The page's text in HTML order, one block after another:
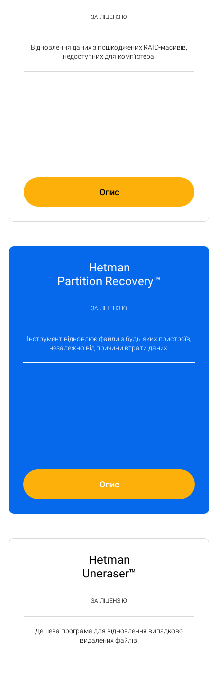
ЗА ЛІЦЕНЗІЮ
Відновлення даних з пошкоджених RAID-масивів,
недоступних для комп'ютера.
Опис
Hetman
Partition Recovery™
ЗА ЛІЦЕНЗІЮ
Інструмент відновлює файли з будь-яких пристроїв,
незалежно від причини втрати даних.
Опис
Hetman
Uneraser™
ЗА ЛІЦЕНЗІЮ
Дешева програма для відновлення випадково
видалених файлів.